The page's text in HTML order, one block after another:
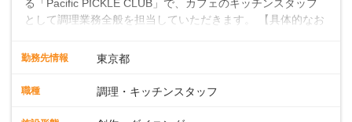
る「Pacific PICKLE CLUB」で、カフェのキッチンスタッフ
として調理業務全般を担当していただきます。 【具体的なお
清掃などスキルや希望に応じて、新メニューの開発にも積極
新店舗の立ち上げに貢献し、カフェの成功に向けた重要な役
で4880万人がプレイしていると言われ、特にビジネスリーダ
勤務先情報 東京都
職種 調理・キッチンスタッフ